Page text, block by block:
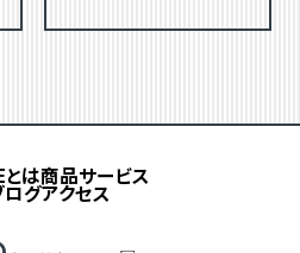
とは商品サービス
ログアクセス